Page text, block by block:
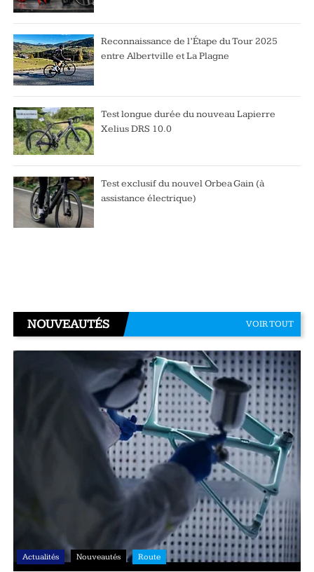
Reconnaissance de l’Étape du Tour 2025
entre Albertville et La Plagne
Test longue durée du nouveau Lapierre
Xelius DRS 10.0
Test exclusif du nouvel Orbea Gain (à
assistance électrique)
NOUVEAUTÉS VOIR TOUT
Actualités Nouveautés Route